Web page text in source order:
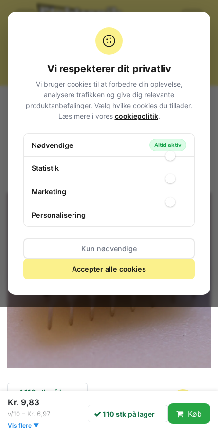
Alle produkter Komponenter IC, diverse
CMOS
74 HC
Synchronous 4-bit binary counter with asynchronous
Synchronous 4-bit binary counter with
asynchronous clear DIP-16
110 stk.på lager
nan
Kr. 9,83
v/10 – Kr. 6,97
Vis flere ▼
110 stk.på lager Køb
Vi respekterer dit privatliv
Vi bruger cookies til at forbedre din oplevelse,
analysere trafikken og give dig relevante
produktanbefalinger. Vælg hvilke cookies du tillader.
Læs mere i vores cookiepolitik.
Nødvendige Altid aktiv
Statistik
Marketing
Personalisering
Kun nødvendige
Accepter alle cookies